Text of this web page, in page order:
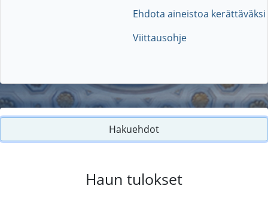
Ehdota aineistoa kerättäväksi
Viittausohje
Hakuehdot
Haun tulokset